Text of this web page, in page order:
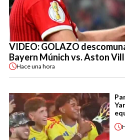
VIDEO: GOLAZO
Bayern Múnich vs. Aston
Haceuna hora